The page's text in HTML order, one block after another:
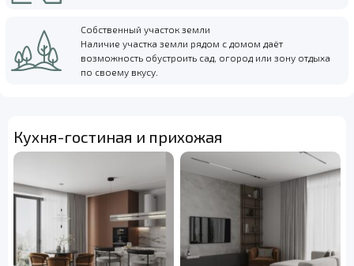
Собственный участок земли
Наличие участка земли рядом с домом даёт
возможность обустроить сад, огород или зону отдыха
по своему вкусу.
Кухня-гостиная и прихожая